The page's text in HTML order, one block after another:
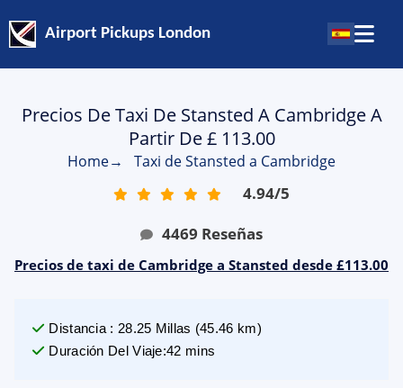
Airport Pickups London
Precios De Taxi De Stansted A Cambridge A
Partir De £ 113.00
Home→ Taxi de Stansted a Cambridge
4.94/5
4469 Reseñas
Precios de taxi de Cambridge a Stansted desde £113.00
Distancia : 28.25 Millas (45.46 km)
Duración Del Viaje:42 mins